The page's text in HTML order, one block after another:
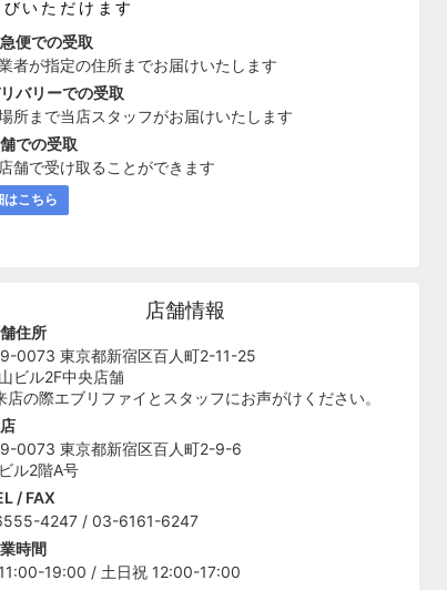
びいただけます
便での受取
者が指定の住所までお届けいたします
バリーでの受取
所まで当店スタッフがお届けいたします
での受取
舗で受け取ることができます
はこちら
店舗情報
住所
0073 東京都新宿区百人町2-11-25
ビル2F中央店舗
店の際エブリファイとスタッフにお声がけください。
0073 東京都新宿区百人町2-9-6
ル2階A号
/ FAX
4247 / 03-6161-6247
時間
19:00 / 土日祝 12:00-17:00